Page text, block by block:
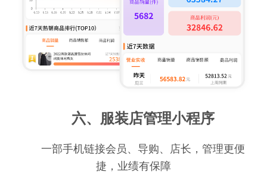
六、服装店管理小程序
一部手机链接会员、导购、店长，管理更便
捷，业绩有保障